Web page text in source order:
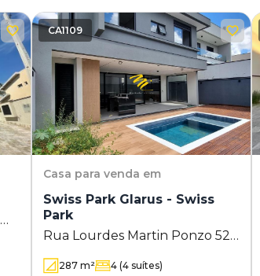
CA1109
Casa para venda em
Swiss Park Glarus - Swiss
Park
Rua Lourdes Martin Ponzo 529
287 m² 4 (4 suítes)